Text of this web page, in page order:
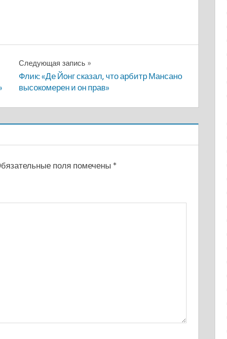
Следующая запись
Флик: «Де Йонг сказал, что арбитр Мансано
высокомерен и он прав»
поля помечены *